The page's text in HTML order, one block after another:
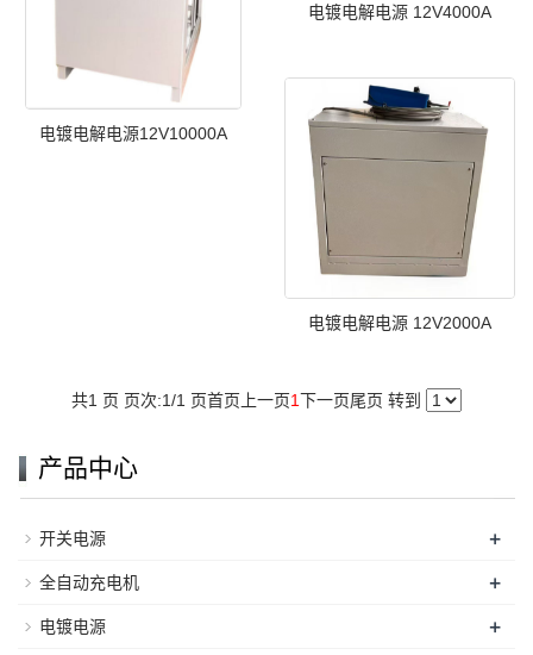
电镀电解电源12V10000A
电镀电解电源 12V4000A
电镀电解电源 12V2000A
共1 页 页次:1/1 页首页 上一页1下一页尾页 转到
产品中心
开关电源 +
全自动充电机 +
电镀电源 +